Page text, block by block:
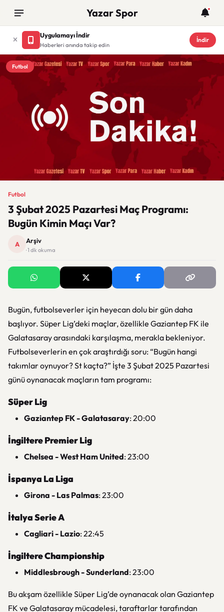
Yazar Spor
Uygulamayı İndir
Haberleri anında takip edin
İndir
Futbol
Futbol
3 Şubat 2025 Pazartesi Maç Programı:
Bugün Kimin Maçı Var?
A Arşiv
· 1 dk okuma
Bugün, futbolseverler için heyecan dolu bir gün daha
başlıyor. Süper Lig’deki maçlar, özellikle Gaziantep FK ile
Galatasaray arasındaki karşılaşma, merakla bekleniyor.
Futbolseverlerin en çok araştırdığı soru: “Bugün hangi
takımlar oynuyor? St kaçta?” İşte 3 Şubat 2025 Pazartesi
günü oynanacak maçların tam programı:
Süper Lig
Gaziantep FK - Galatasaray: 20:00
İngiltere Premier Lig
Chelsea - West Ham United: 23:00
İspanya La Liga
Girona - Las Palmas: 23:00
İtalya Serie A
Cagliari - Lazio: 22:45
İngiltere Championship
Middlesbrough - Sunderland: 23:00
Bu akşam özellikle Süper Lig’de oynanacak olan Gaziantep
FK ve Galatasaray mücadelesi, taraftarlar tarafından